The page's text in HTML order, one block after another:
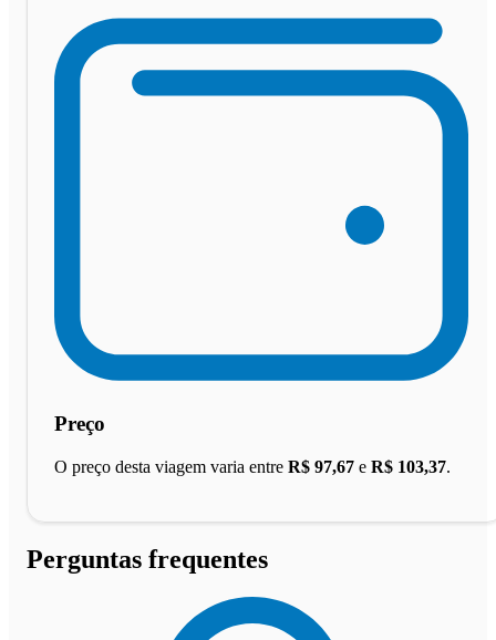
Preço
O preço desta viagem varia entre R$ 97,67 e R$ 103,37.
Perguntas frequentes